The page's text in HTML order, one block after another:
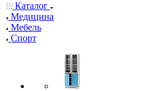
Каталог
Медицина
Мебель
Спорт